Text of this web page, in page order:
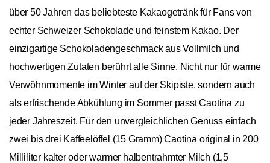
über 50 Jahren das beliebteste Kakaogetränk für Fans von
echter Schweizer Schokolade und feinstem Kakao. Der
einzigartige Schokoladengeschmack aus Vollmilch und
hochwertigen Zutaten berührt alle Sinne. Nicht nur für warme
Verwöhnmomente im Winter auf der Skipiste, sondern auch
als erfrischende Abkühlung im Sommer passt Caotina zu
jeder Jahreszeit. Für den unvergleichlichen Genuss einfach
zwei bis drei Kaffeelöffel (15 Gramm) Caotina original in 200
Milliliter kalter oder warmer halbentrahmter Milch (1,5